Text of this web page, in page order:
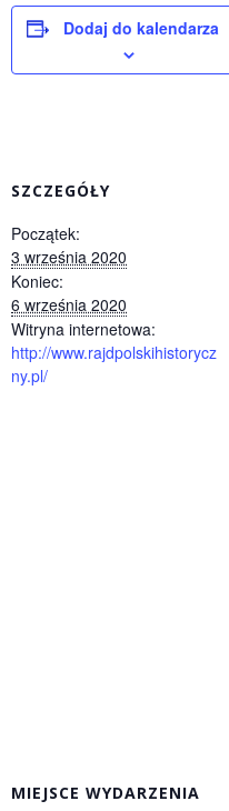
Dodaj do kalendarza
SZCZEGÓŁY
Początek:
3 września 2020
Koniec:
6 września 2020
Witryna internetowa:
http://www.rajdpolskihistorycz
ny.pl/
MIEJSCE WYDARZENIA